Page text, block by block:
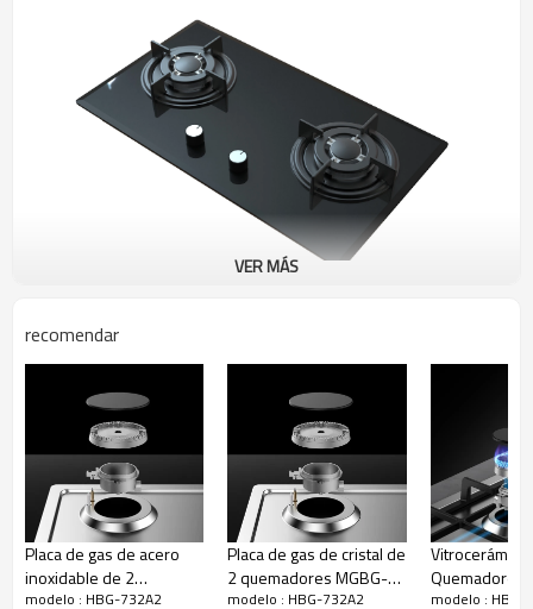
fundido
* Alta dureza
* Mueve ollas y sartenes pesadas sin levantarlas.
VER MÁS
recomendar
Placa de gas de acero
inoxidable de 2
quemadores MGBS-
modelo : HBG-732A2
Placa de gas de cristal de
2 quemadores MGBG-
312C5|310mm
modelo : HBG-732A2
Vitrocerámica
Quemadores
modelo : HBG-